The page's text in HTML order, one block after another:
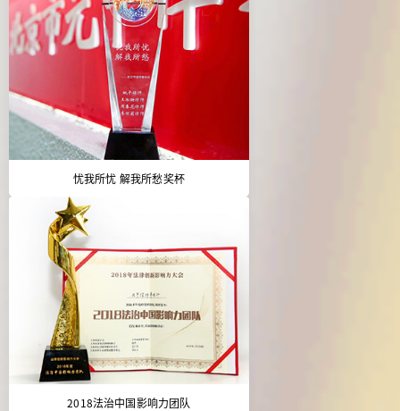
忧我所忧 解我所愁奖杯
2018法治中国影响力团队